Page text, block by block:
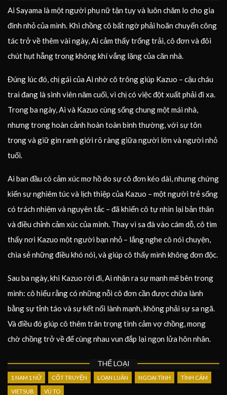
Ai Sayama là một người phụ nữ tận tụy và luôn chăm lo cho gia
đình nhỏ của mình. Khi chồng cô bất ngờ phải hoãn chuyến công
tác trở về thêm vài ngày, Ai cảm thấy trống trải, cô đơn và đôi
chút hụt hẫng trong không khí vắng lặng của căn nhà.
Đúng lúc đó, chị gái của Ai nhờ cô trông giúp Kazuo – cậu cháu
trai đang là sinh viên năm cuối, vì chị có việc đột xuất phải đi xa.
Trong ba ngày, Ai và Kazuo cùng sống chung một mái nhà,
nhưng trong hoàn cảnh hoàn toàn bình thường, với sự tôn
trọng và giữ gìn ranh giới rõ ràng giữa người lớn và người nhỏ
tuổi.
Ai ban đầu có cảm xúc mơ hồ do sự cô đơn kéo dài, nhưng chứng
kiến sự nghiêm túc và lịch thiệp của Kazuo – một người trẻ sống
có trách nhiệm và nguyên tắc – đã khiến cô tự nhìn lại bản thân
và điều chỉnh cảm xúc của mình. Thay vì sa đà vào cám dỗ, cô tìm
thấy nơi Kazuo một người bạn nhỏ – lắng nghe cô nói chuyện,
chia sẻ những điều khó nói, và giúp cô thấy mình không đơn độc.
Sau ba ngày, khi Kazuo rời đi, Ai nhận ra sự mạnh mẽ bên trong
mình: cô hiểu rằng có những nỗi cô đơn cần được chữa lành
bằng sự tỉnh táo và sự kết nối lành mạnh, không phải sự sa ngã.
Và điều đó giúp cô thêm trân trọng tình cảm vợ chồng, mong
chờ chồng trở về để cùng nhau vun đắp lại ngọn lửa hôn nhân.
THỂ LOẠI
1 NAM 1 NỮ CỐT TRUYỆN LOẠN LUÂN NGOẠI TÌNH TÌNH CẢM
VIETSUB VÚ TO